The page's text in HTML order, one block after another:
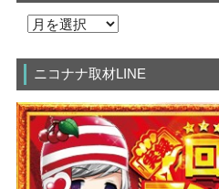
ニコナナ取材LINE